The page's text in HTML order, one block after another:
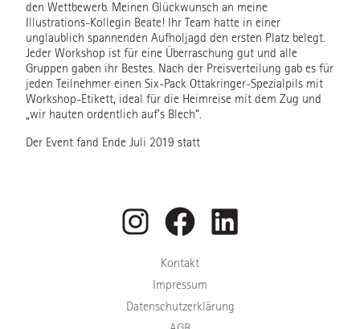
den Wettbewerb. Meinen Glückwunsch an meine
Illustrations-Kollegin Beate! Ihr Team hatte in einer
unglaublich spannenden Aufholjagd den ersten Platz belegt.
Jeder Workshop ist für eine Überraschung gut und alle
Gruppen gaben ihr Bestes. Nach der Preisverteilung gab es für
jeden Teilnehmer einen Six-Pack Ottakringer-Spezialpils mit
Workshop-Etikett, ideal für die Heimreise mit dem Zug und
„wir hauten ordentlich auf’s Blech“.
Der Event fand Ende Juli 2019 statt
InstagramFacebookLinkedIn
Kontakt
Impressum
Datenschutzerklärung